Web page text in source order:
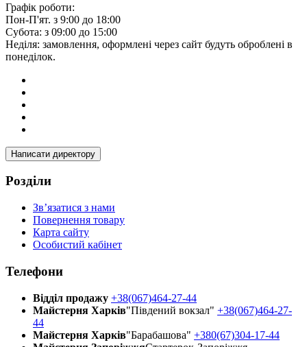
Графік роботи:
Пон-П'ят. з 9:00 до 18:00
Субота: з 09:00 до 15:00
Неділя: замовлення, оформлені через сайт будуть оброблені в
понеділок.
Написати директору
Розділи
Зв’язатися з нами
Повернення товару
Карта сайту
Особистий кабінет
Телефони
Відділ продажу +38(067)464-27-44
Майстерня Харків"Південий вокзал" +38(067)464-27-
44
Майстерня Харків"Барабашова" +380(67)304-17-44